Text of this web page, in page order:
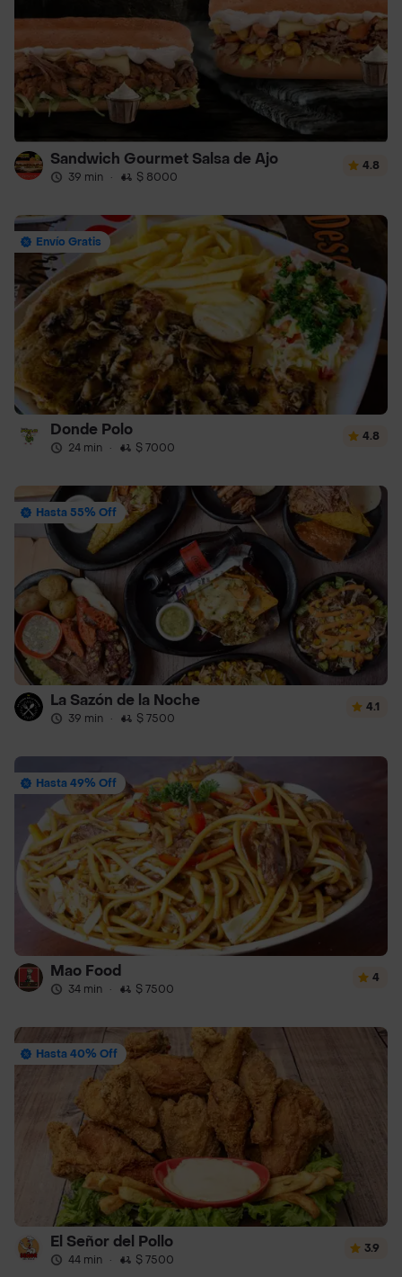
Sandwich Gourmet Salsa de Ajo
39 min · $ 8000
4.8
Envío Gratis
Donde Polo
24 min · $ 7000
4.8
Hasta 55% Off
La Sazón de la Noche
39 min · $ 7500
4.1
Hasta 49% Off
Mao Food
34 min · $ 7500
4
Hasta 40% Off
El Señor del Pollo
44 min · $ 7500
3.9